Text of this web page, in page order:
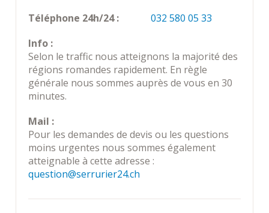
Téléphone 24h/24 :
032 580 05 33
Info :
Selon le traffic nous atteignons la majorité des
régions romandes rapidement. En règle
générale nous sommes auprès de vous en 30
minutes.
Mail :
Pour les demandes de devis ou les questions
moins urgentes nous sommes également
atteignable à cette adresse :
question@serrurier24.ch